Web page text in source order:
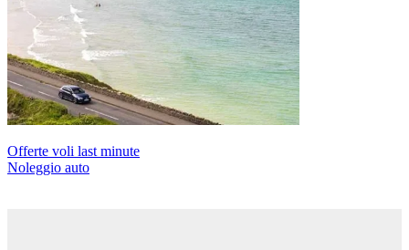
Offerte voli last minute
Noleggio auto